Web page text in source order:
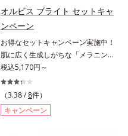
用。肌奥(*6)まで浸透し、シミやソ
バカスの原因となるメラニンの生成
を食い止めます。またオルビス独自
成分の「ブライトVCコンプレック
ス(*8)」が、透明感を阻害する原因
(*9)にアプローチします。さらに肌
表面のなめらかさやみずみずしさを
サポートするために、肌荒れ防止有
効成分と速効性と持続性、2種の保
湿成分も配合し、透明感を包括的に
オルビス ブライト セットキャ
ンペーン
お得なセットキャンペーン実施中！
肌に広く生成しがちな「メラニンに
じみ(*1)」の原因をブロック(*2)！
澄み渡る輝き透明肌(*3)へ。業界初
(*4)知見「メラニンの第三のルー
ト」である「横のひろがり」に着目
して、全方位から透明肌を目指すブ
税込5,170円～
（3.38 / 8件）
キャンペーン